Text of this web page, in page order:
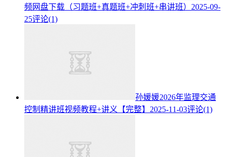
频网盘下载（习题班+真题班+冲刺班+串讲班） 2025-09-
25评论(1)
孙媛媛2026年监理交通
控制精讲班视频教程+讲义【完整】 2025-11-03评论(1)